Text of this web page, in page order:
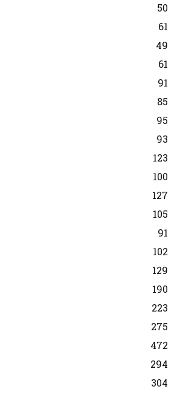
50
61
49
61
91
85
95
93
123
100
127
105
91
102
129
190
223
275
472
294
304